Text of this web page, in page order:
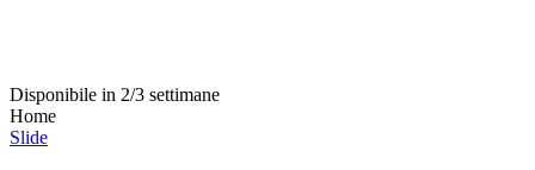
Disponibile in 2/3 settimane
Home
Slide